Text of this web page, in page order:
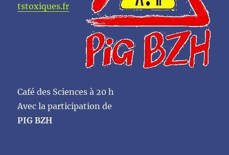
tstoxiques.fr
Café des Sciences à 20 h
Avec la participation de
PIG BZH